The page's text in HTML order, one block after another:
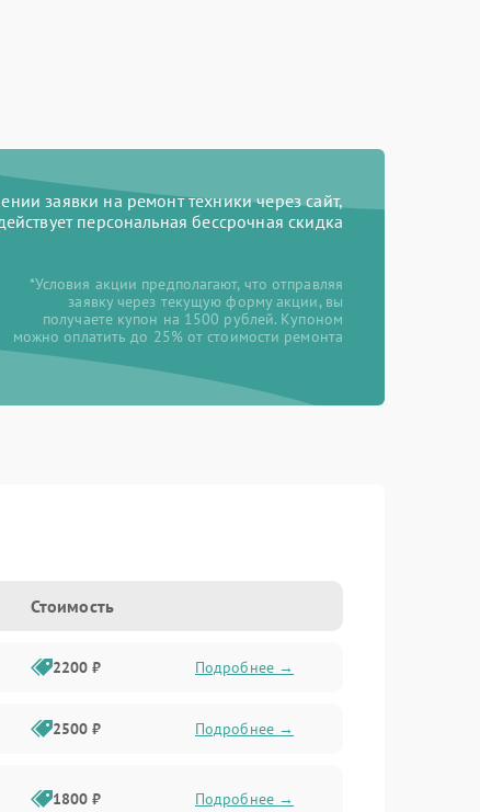
заявки на ремонт техники через сайт,
персональная бессрочная скидка
*Условия акции предполагают, что отправляя
заявку через текущую форму акции, вы
получаете купон на 1500 рублей. Купоном
можно оплатить до 25% от стоимости ремонта
Стоимость
2200 ₽ Подробнее →
2500 ₽ Подробнее →
1800 ₽ Подробнее →